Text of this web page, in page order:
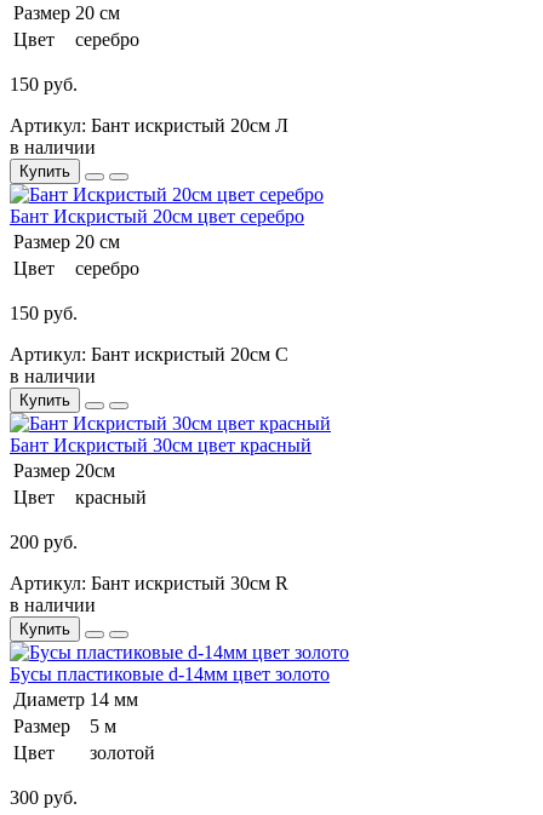
Размер 20 см
Цвет
серебро
150 руб.
Артикул: Бант искристый 20см Л
в наличии
Купить
Бант Искристый 20см цвет серебро
Размер 20 см
Цвет
серебро
150 руб.
Артикул: Бант искристый 20см С
в наличии
Купить
Бант Искристый 30см цвет красный
Размер 20см
Цвет
красный
200 руб.
Артикул: Бант искристый 30см R
в наличии
Купить
Бусы пластиковые d-14мм цвет золото
Диаметр 14 мм
Размер
5 м
Цвет
золотой
300 руб.